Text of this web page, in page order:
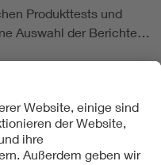
Produkttests und
Auswahl der Berichte…